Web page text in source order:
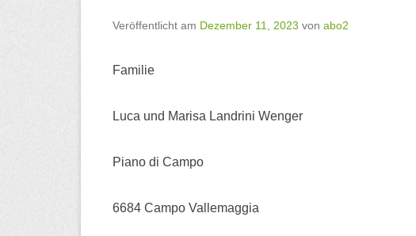
Veröffentlicht am Dezember 11, 2023 von abo2
Familie
Luca und Marisa Landrini Wenger
Piano di Campo
6684 Campo Vallemaggia